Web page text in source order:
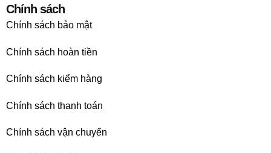
Chính sách
Chính sách bảo mật
Chính sách hoàn tiền
Chính sách kiểm hàng
Chính sách thanh toán
Chính sách vận chuyển